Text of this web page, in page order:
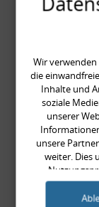
Wir
die
Inhalte und
soziale
unserer
unsere
weiter. Dies
Products)
weiteren